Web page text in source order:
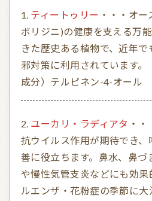
ティートゥリー ・・・オ
ボリジニ)の健康を支える万
きた歴史ある植物で、近年
邪対策に利用されています
成分）テルピネン-4-オール
ユーカリ・ラディアタ ・
抗ウイルス作用が期待でき
善に役立ちます。鼻水、鼻づ
や慢性気管支炎などにも効果
ルエンザ・花粉症の季節に大